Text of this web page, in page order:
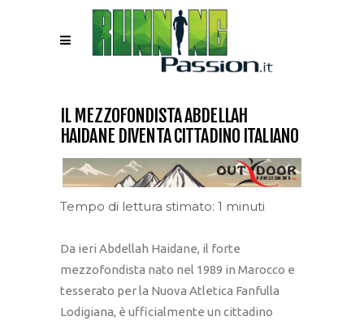
IL MEZZOFONDISTA ABDELLAH
HAIDANE DIVENTA CITTADINO ITALIANO
Tempo di lettura stimato: 1 minuti
Da ieri Abdellah Haidane, il forte
mezzofondista nato nel 1989 in Marocco e
tesserato per la Nuova Atletica Fanfulla
Lodigiana, è ufficialmente un cittadino